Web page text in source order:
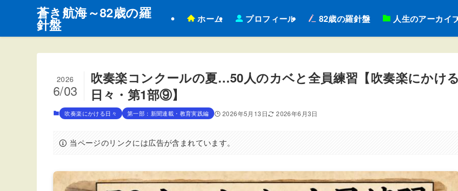
蒼き航海～82歳の羅
針盤 ホーム プロフィール 82歳の羅針盤 人生のアーカイ
吹奏楽コンクールの夏…50人のカベと全員練習【吹奏楽にかける
日々・第1部⑨】
2026
6/03
吹奏楽にかける日々 第一部：新聞連載・教育実践編 2026年5月13日 2026年6月3日
当ページのリンクには広告が含まれています。